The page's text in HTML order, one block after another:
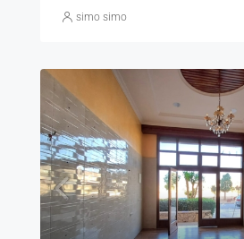
simo simo